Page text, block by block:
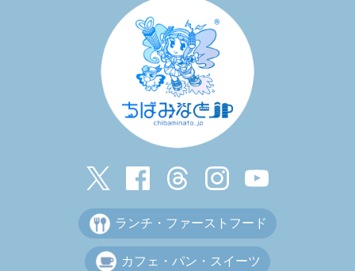
ランチ・ファーストフード
カフェ・パン・スイーツ